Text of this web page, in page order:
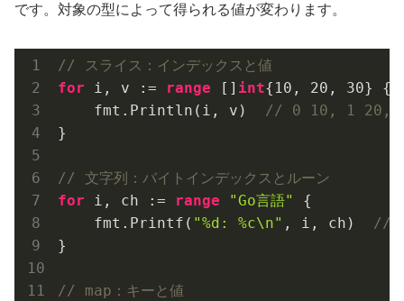
です。対象の型によって得られる値が変わります。
// スライス：インデックスと値
for i, v := range [] int{ 10 , 20 , 30} {
    fmt.Println(i, v)
// 0 10, 1 20,
}
// 文字列：バイトインデックスとルーン
for i, ch := range "Go言語"
{
    fmt.Printf(
"%d: %c\n" , i, ch) //
}
// map：キーと値